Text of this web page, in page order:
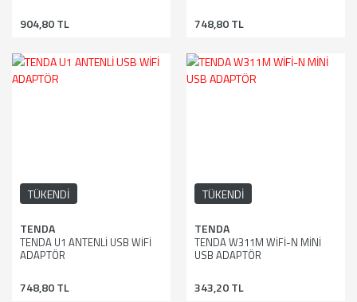
904,80 TL 748,80 TL
TÜKENDİ
TENDA
TENDA U1 ANTENLİ USB WİFİ
ADAPTÖR
748,80 TL
TÜKENDİ
TENDA
TENDA W311M WİFİ-N MİNİ
USB ADAPTÖR
343,20 TL